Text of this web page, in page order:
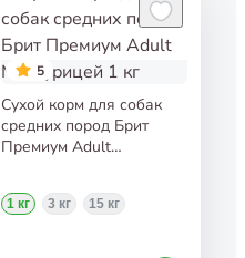
5
Сухой корм для собак
средних пород Брит
Премиум Adult
1 кг 3 кг 15 кг